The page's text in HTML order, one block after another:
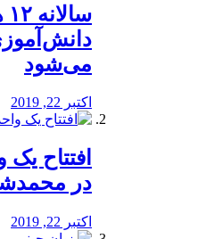
می‌شود
اکتبر 22, 2019
افتتاح
در
اکتبر 22, 2019